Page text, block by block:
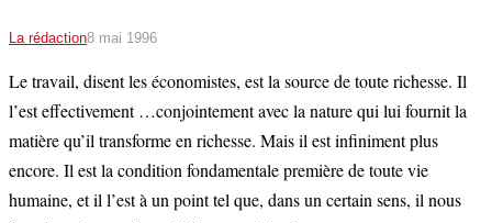
La rédaction8 mai 1996
Le travail, disent les économistes, est la source de toute richesse. Il
l’est effectivement …conjointement avec la nature qui lui fournit la
matière qu’il transforme en richesse. Mais il est infiniment plus
encore. Il est la condition fondamentale première de toute vie
humaine, et il l’est à un point tel que, dans un certain sens, il nous